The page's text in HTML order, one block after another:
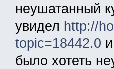
неушатанный
увидел http://
topic=18442.0
было хотеть